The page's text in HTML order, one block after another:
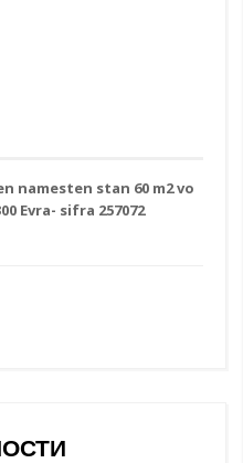
namesten stan 60 m2 vo
Evra- sifra 257072